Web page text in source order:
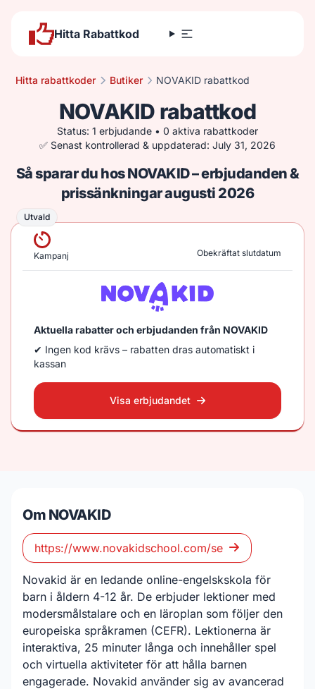
Hitta Rabattkod
Hitta rabattkoder Butiker NOVAKID rabattkod
NOVAKID rabattkod
Status: 1 erbjudande • 0 aktiva rabattkoder
✅ Senast kontrollerad & uppdaterad: July 31, 2026
Så sparar du hos NOVAKID – erbjudanden &
prissänkningar augusti 2026
Utvald
Utvald
Kampanj Obekräftat slutdatum
Aktuella rabatter och erbjudanden från NOVAKID
✔ Ingen kod krävs – rabatten dras automatiskt i
kassan
Visa erbjudandet
Om NOVAKID
https://www.novakidschool.com/se
Novakid är en ledande online-engelskskola för
barn i åldern 4-12 år. De erbjuder lektioner med
modersmålstalare och en läroplan som följer den
europeiska språkramen (CEFR). Lektionerna är
interaktiva, 25 minuter långa och innehåller spel
och virtuella aktiviteter för att hålla barnen
engagerade. Novakid använder sig av avancerad